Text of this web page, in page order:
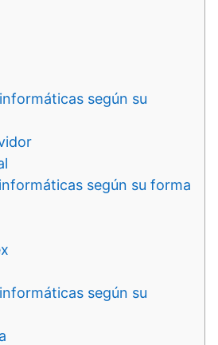
según su
según su forma
según su